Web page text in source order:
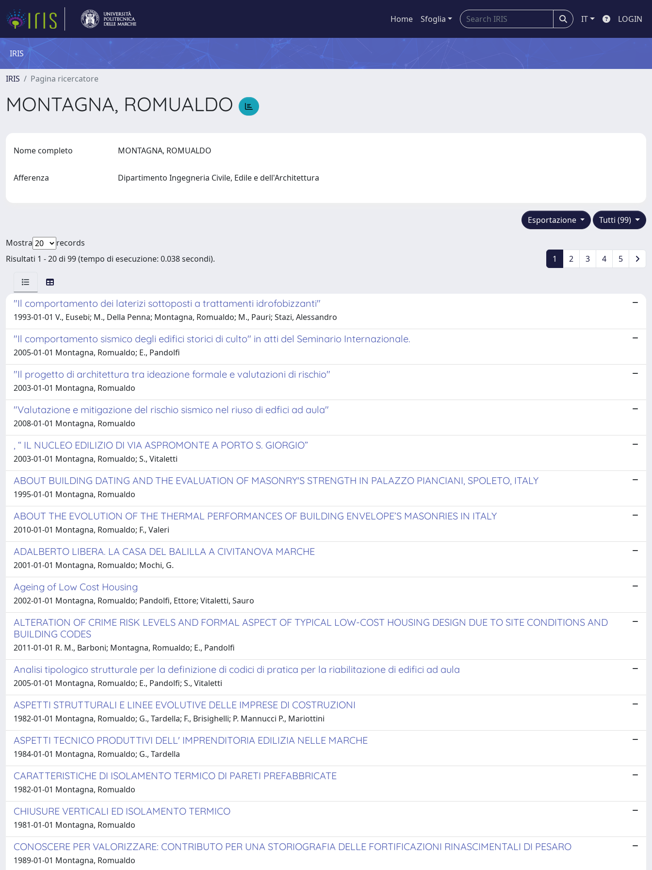
Home Sfoglia IT LOGIN
IRIS
IRIS Pagina ricercatore
MONTAGNA, ROMUALDO
Nome completo MONTAGNA, ROMUALDO
Afferenza Dipartimento Ingegneria Civile, Edile e dell'Architettura
Tutti (99)
Esportazione
Mostra
records
Risultati 1 - 20 di 99 (tempo di esecuzione: 0.038 secondi).
1 2 3 4 5
"Il comportamento dei laterizi sottoposti a trattamenti idrofobizzanti"
1993-01-01 V., Eusebi; M., Della Penna; Montagna, Romualdo; M., Pauri; Stazi, Alessandro
"Il comportamento sismico degli edifici storici di culto" in atti del Seminario Internazionale.
2005-01-01 Montagna, Romualdo; E., Pandolfi
"Il progetto di architettura tra ideazione formale e valutazioni di rischio"
2003-01-01 Montagna, Romualdo
"Valutazione e mitigazione del rischio sismico nel riuso di edfici ad aula"
2008-01-01 Montagna, Romualdo
, “ IL NUCLEO EDILIZIO DI VIA ASPROMONTE A PORTO S. GIORGIO”
2003-01-01 Montagna, Romualdo; S., Vitaletti
ABOUT BUILDING DATING AND THE EVALUATION OF MASONRY'S STRENGTH IN PALAZZO PIANCIANI, SPOLETO, ITALY
1995-01-01 Montagna, Romualdo
ABOUT THE EVOLUTION OF THE THERMAL PERFORMANCES OF BUILDING ENVELOPE’S MASONRIES IN ITALY
2010-01-01 Montagna, Romualdo; F., Valeri
ADALBERTO LIBERA. LA CASA DEL BALILLA A CIVITANOVA MARCHE
2001-01-01 Montagna, Romualdo; Mochi, G.
Ageing of Low Cost Housing
2002-01-01 Montagna, Romualdo; Pandolfi, Ettore; Vitaletti, Sauro
ALTERATION OF CRIME RISK LEVELS AND FORMAL ASPECT OF TYPICAL LOW-COST HOUSING DESIGN DUE TO SITE CONDITIONS AND
BUILDING CODES
2011-01-01 R. M., Barboni; Montagna, Romualdo; E., Pandolfi
Analisi tipologico strutturale per la definizione di codici di pratica per la riabilitazione di edifici ad aula
2005-01-01 Montagna, Romualdo; E., Pandolfi; S., Vitaletti
ASPETTI STRUTTURALI E LINEE EVOLUTIVE DELLE IMPRESE DI COSTRUZIONI
1982-01-01 Montagna, Romualdo; G., Tardella; F., Brisighelli; P. Mannucci P., Mariottini
ASPETTI TECNICO PRODUTTIVI DELL' IMPRENDITORIA EDILIZIA NELLE MARCHE
1984-01-01 Montagna, Romualdo; G., Tardella
CARATTERISTICHE DI ISOLAMENTO TERMICO DI PARETI PREFABBRICATE
1982-01-01 Montagna, Romualdo
CHIUSURE VERTICALI ED ISOLAMENTO TERMICO
1981-01-01 Montagna, Romualdo
CONOSCERE PER VALORIZZARE: CONTRIBUTO PER UNA STORIOGRAFIA DELLE FORTIFICAZIONI RINASCIMENTALI DI PESARO
1989-01-01 Montagna, Romualdo